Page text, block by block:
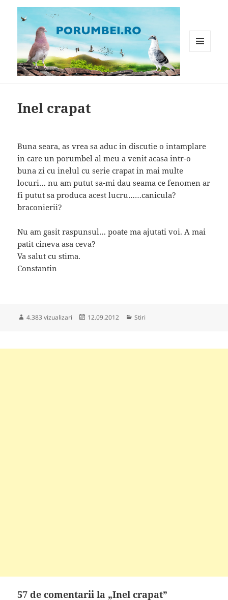
Inel crapat
Buna seara, as vrea sa aduc in discutie o intamplare
in care un porumbel al meu a venit acasa intr-o
buna zi cu inelul cu serie crapat in mai multe
locuri… nu am putut sa-mi dau seama ce fenomen ar
fi putut sa produca acest lucru……canicula?
braconierii?
Nu am gasit raspunsul… poate ma ajutati voi. A mai
patit cineva asa ceva?
Va salut cu stima.
Constantin
4.383 vizualizari
Publicat
12.09.2012 Categorii
Stiri
57 de comentarii la „Inel crapat”